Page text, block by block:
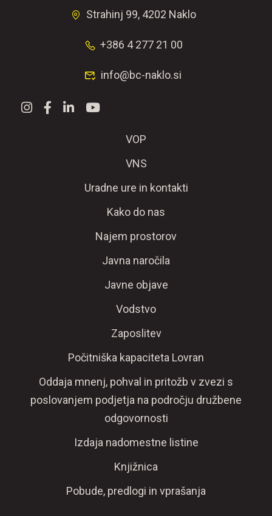
Strahinj 99, 4202 Naklo
+386 4 277 21 00
info@bc-naklo.si
VOP
VNS
Uradne ure in kontakti
Kako do nas
Najem prostorov
Javna naročila
Javne objave
Vodstvo
Zaposlitev
Počitniška kapaciteta Lovran
Oddaja mnenj, pohval in pritožb v zvezi s
poslovanjem podjetja na področju družbene
odgovornosti
Izdaja nadomestne listine
Knjižnica
Pobude, predlogi in vprašanja